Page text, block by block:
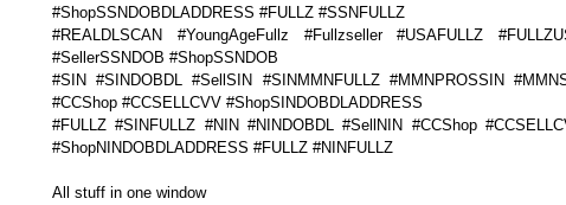
#ShopSSNDOBDLADDRESS #FULLZ #SSNFULLZ
#REALDLSCAN #YoungAgeFullz #Fullzseller #USAFULLZ
#SellerSSNDOB #ShopSSNDOB
#SIN #SINDOBDL #SellSIN #SINMMNFULLZ #MMNPROSSIN
#CCShop #CCSELLCVV #ShopSINDOBDLADDRESS
#FULLZ #SINFULLZ #NIN #NINDOBDL #SellNIN #CCShop
#ShopNINDOBDLADDRESS #FULLZ #NINFULLZ
All stuff in one window